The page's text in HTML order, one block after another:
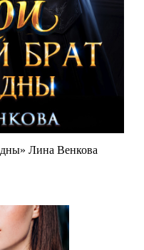
Лина Венкова